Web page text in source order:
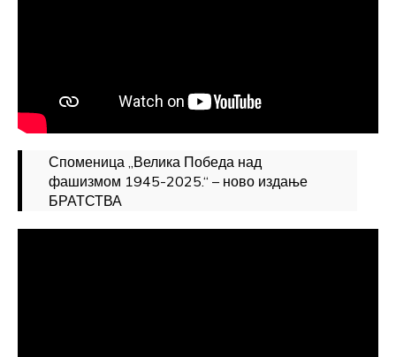
Споменица „Велика Победа над
фашизмом 1945-2025.“ – ново издање
БРАТСТВА